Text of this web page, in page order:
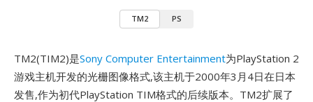
TM2 PS
TM2(TIM2)是Sony Computer Entertainment为PlayStation 2
游戏主机开发的光栅图像格式,该主机于2000年3月4日在日本
发售,作为初代PlayStation TIM格式的后续版本。TM2扩展了